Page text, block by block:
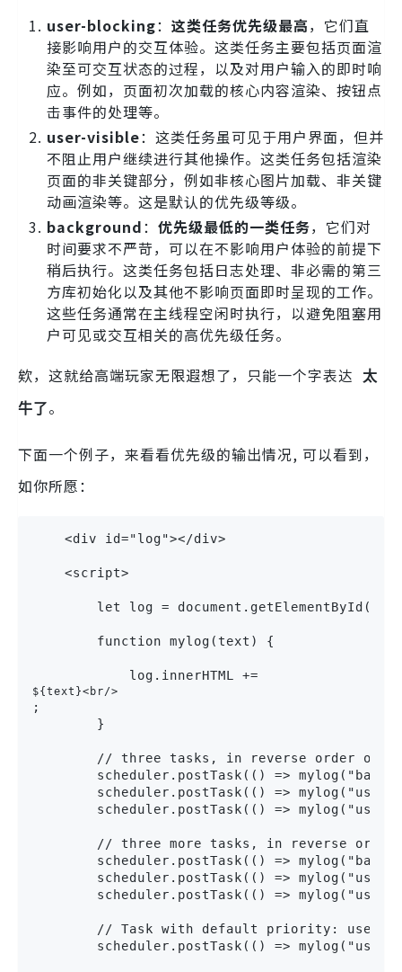
user-blocking： 这类任务优先级最高，它们直
接影响用户的交互体验。这类任务主要包括页面渲
染至可交互状态的过程，以及对用户输入的即时响
应。例如，页面初次加载的核心内容渲染、按钮点
击事件的处理等。
user-visible：这类任务虽可见于用户界面，但并
不阻止用户继续进行其他操作。这类任务包括渲染
页面的非关键部分，例如非核心图片加载、非关键
动画渲染等。这是默认的优先级等级。
background： 优先级最低的一类任务，它们对
时间要求不严苛，可以在不影响用户体验的前提下
稍后执行。这类任务包括日志处理、非必需的第三
方库初始化以及其他不影响页面即时呈现的工作。
这些任务通常在主线程空闲时执行，以避免阻塞用
户可见或交互相关的高优先级任务。
欸，这就给高端玩家无限遐想了，只能一个字表达
太
牛了。
下面一个例子，来看看优先级的输出情况, 可以看到，
如你所愿：
    <div id="log"></div>
    <script>
let log =
        function mylog(text) {
            log.innerHTML +=
${text}<br/>
;
        }
// three tasks, in reverse order of
scheduler.postTask(() =>
scheduler.postTask(() =>
scheduler.postTask(() =>
// three more tasks, in reverse order
scheduler.postTask(() =>
scheduler.postTask(() =>
scheduler.postTask(() =>
// Task with default priority: user-
scheduler.postTask(() =>